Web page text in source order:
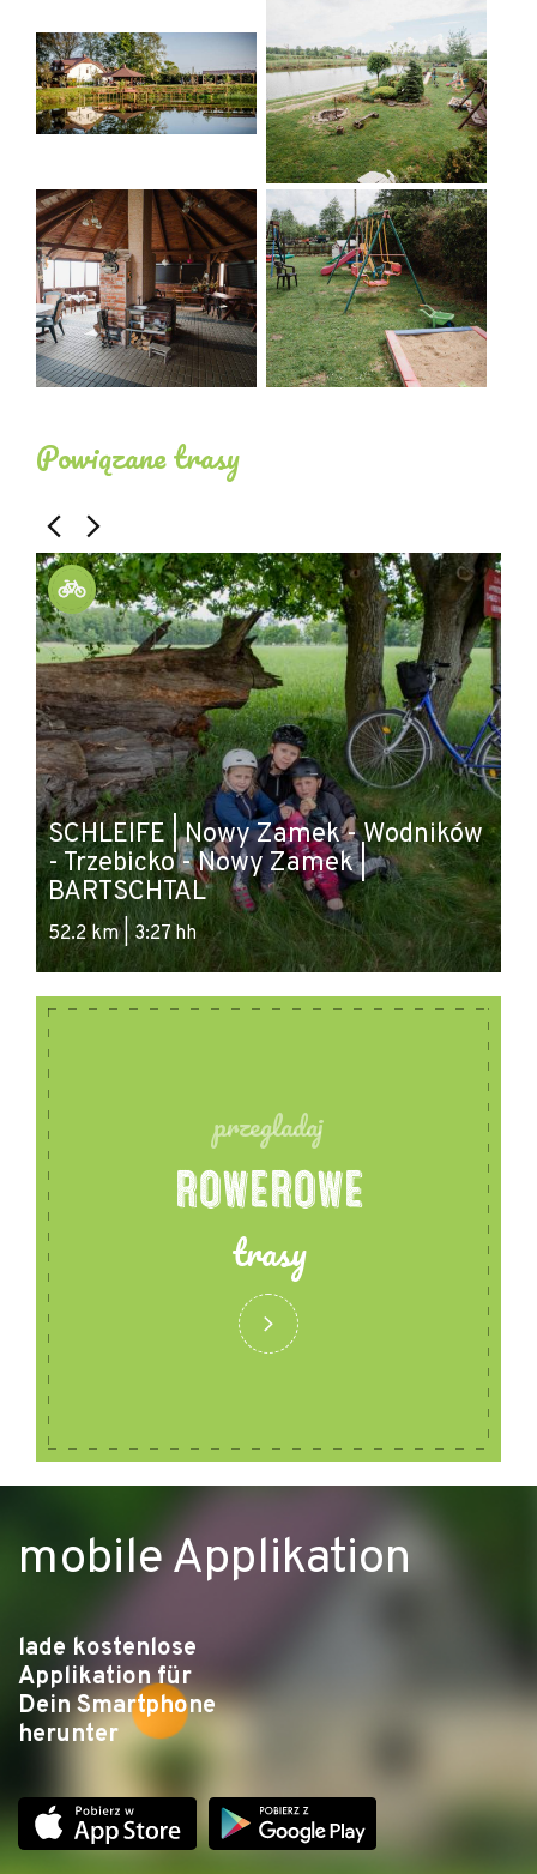
Möglichkeit, lokale ökologische Produkte zu
probieren.
Wir verfügen über vier Zimmer mit jeweils einem
Bad für bis zu 14 Personen. Unsere Zimmer sind
geschmackvoll eingerichtet und verfügen jeweils
über einen Fernseher. Im Erdgeschoss gibt es eine
voll ausgestattete Küche mit Essecke und ein
Zimmer mit Kamin und Bad. Vor dem Haus befindet
sich eine große Terrasse mit einem Tisch, auf der
Sie in aller Ruhe Ihre Mahlzeiten genießen können.
Badezimmern, einen Flur und einen großen Balkon
mit Tisch. Auf dem Bauernhof ist es auch möglich,
ein Zelt aufzustellen oder Ihren Campingplatz zu
verankern, mit Zugang zu einem Badezimmer.
Powiązane trasy
SCHLEIFE | Nowy Zamek - Wodników
- Trzebicko - Nowy Zamek |
BARTSCHTAL
52.2 km | 3:27 hh
przegladaj
ROWEROWE
trasy
mobile Applikation
lade kostenlose
Applikation für
Dein Smartphone
herunter